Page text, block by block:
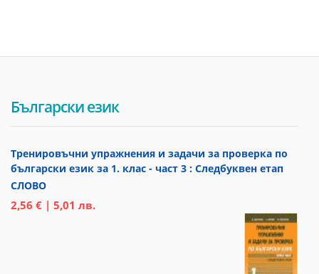
Български език
Тренировъчни упражнения и задачи за проверка по
български език за 1. клас - част 3 : Следбуквен етап
СЛОВО
2,56 € | 5,01 лв.